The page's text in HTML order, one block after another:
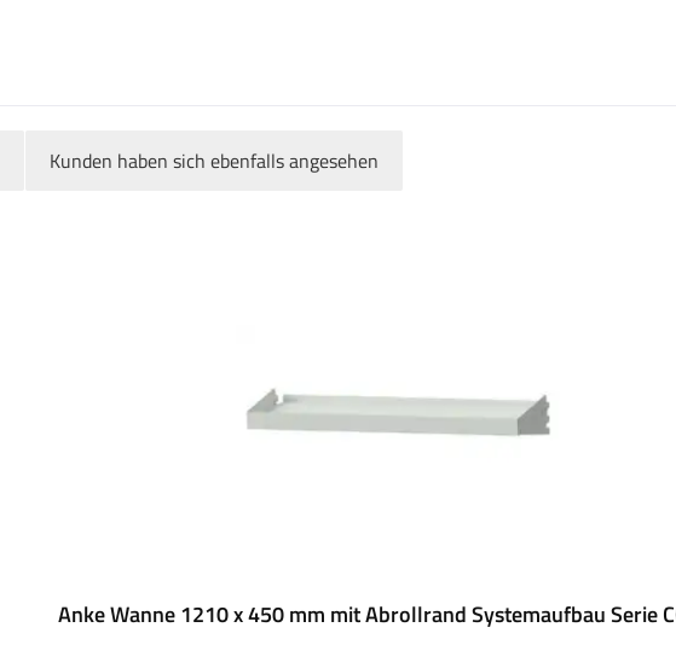
Kunden haben sich ebenfalls angesehen
Anke Wanne 1210 x 450 mm mit Abrollrand Systemaufbau Serie